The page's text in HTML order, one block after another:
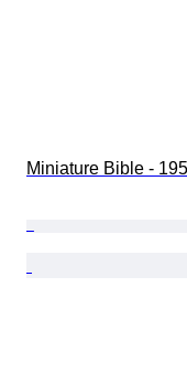
Miniature Bible -